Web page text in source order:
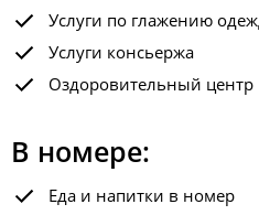
Услуги по глажению
Услуги консьержа
Оздоровительный центр
В номере:
Еда и напитки в номер